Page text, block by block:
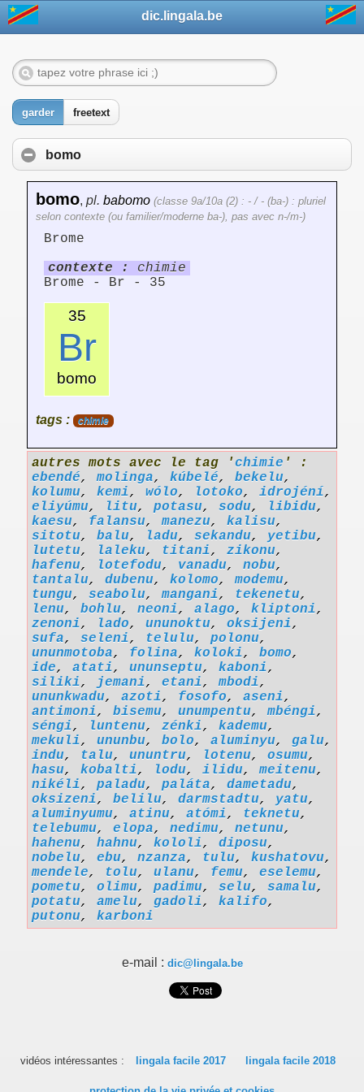
dic.lingala.be
garder freetext
bomo
bomo, pl. babomo (classe 9a/10a (2) : - / - (ba-) : pluriel
selon contexte (ou familier/moderne ba-), pas avec n-/m-)
Brome
contexte :
chimie
Brome - Br - 35
35
Br
bomo
tags : chimie
autres mots avec le tag 'chimie ' :
ebendé,molinga, kúbelé, bekelu,
kolumu, kemi, wólo, lotoko, idrojéní,
eliyúmu, litu, potasu, sodu, libidu,
kaesu, falansu,manezu, kalisu,
sitotu, balu, ladu, sekandu, yetibu,
lutetu, laleku, titani, zikonu,
hafenu, lotefodu, vanadu, nobu,
tantalu, dubenu, kolomo,modemu,
tungu, seabolu,mangani, tekenetu,
lenu, bohlu, neoni, alago, kliptoni,
zenoni, lado, ununoktu, oksijeni,
sufa, seleni, telulu, polonu,
ununmotoba, folina, koloki, bomo,
ide, atati, ununseptu, kaboni,
siliki, jemani, etani,mbodi,
ununkwadu, azoti, fosofo, aseni,
antimoni, bisemu, unumpentu,mbéngi,
séngi, luntenu, zénki, kademu,
mekuli, ununbu, bolo, aluminyu, galu,
indu, talu, ununtru, lotenu, osumu,
hasu, kobalti, lodu, ilidu,meitenu,
nikéli, paladu, paláta, dametadu,
oksizeni, belilu, darmstadtu, yatu,
aluminyumu, atinu, atómi, teknetu,
telebumu, elopa, nedimu, netunu,
hahenu, hahnu, kololi, diposu,
nobelu, ebu, nzanza, tulu, kushatovu,
mendele, tolu, ulanu, femu, eselemu,
pometu, olimu, padimu, selu, samalu,
potatu, amelu, gadoli, kalifo,
putonu, karboni
e-mail : dic@lingala.be
vidéos intéressantes : lingala facile 2017 lingala facile 2018